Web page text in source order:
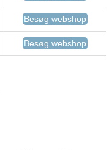
Besøg webshop
Besøg webshop